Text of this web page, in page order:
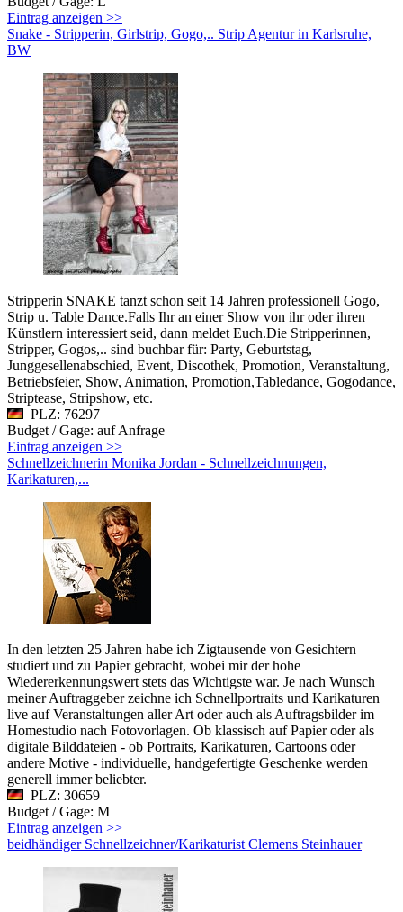
Eintrag anzeigen >>
Snake - Stripperin, Girlstrip, Gogo,.. Strip Agentur in Karlsruhe,
BW
Stripperin SNAKE tanzt schon seit 14 Jahren professionell Gogo,
Strip u. Table Dance.Falls Ihr an einer Show von ihr oder ihren
Künstlern interessiert seid, dann meldet Euch.Die Stripperinnen,
Stripper, Gogos,.. sind buchbar für: Party, Geburtstag,
Junggesellenabschied, Event, Discothek, Promotion, Veranstaltung,
Betriebsfeier, Show, Animation, Promotion,Tabledance, Gogodance,
Striptease, Stripshow, etc.
PLZ: 76297
Budget / Gage: auf Anfrage
Eintrag anzeigen >>
Schnellzeichnerin Monika Jordan - Schnellzeichnungen,
Karikaturen,...
In den letzten 25 Jahren habe ich Zigtausende von Gesichtern
studiert und zu Papier gebracht, wobei mir der hohe
Wiedererkennungswert stets das Wichtigste war. Je nach Wunsch
meiner Auftraggeber zeichne ich Schnellportraits und Karikaturen
live auf Veranstaltungen aller Art oder auch als Auftragsbilder im
Homestudio nach Fotovorlagen. Ob klassisch auf Papier oder als
digitale Bilddateien - ob Portraits, Karikaturen, Cartoons oder
andere Motive - individuelle, handgefertigte Geschenke werden
generell immer beliebter.
PLZ: 30659
Budget / Gage: M
Eintrag anzeigen >>
beidhändiger Schnellzeichner/Karikaturist Clemens Steinhauer